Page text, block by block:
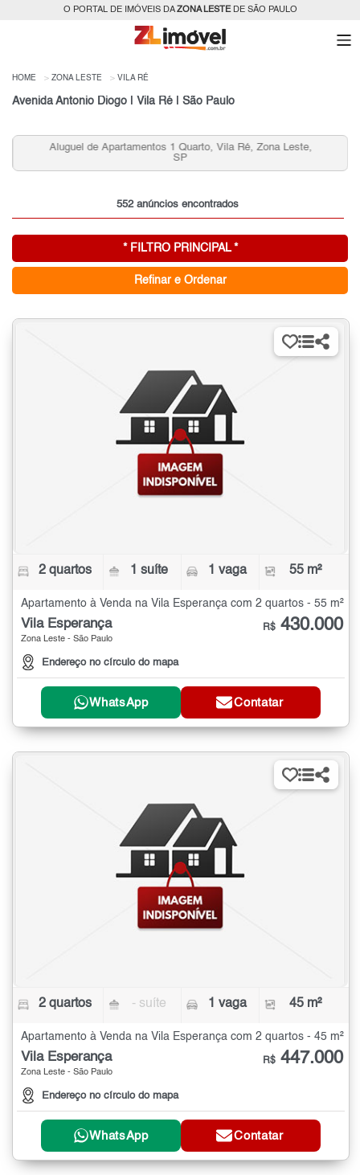
O PORTAL DE IMÓVEIS DAZONA LESTEDE SÃO PAULO
HOME ZONA LESTE VILA RÉ
Avenida Antonio Diogo | Vila Ré | São Paulo
Aluguel de Apartamentos 1 Quarto, Vila Ré, Zona Leste,
SP
552 anúncios encontrados
* FILTRO PRINCIPAL *
Refinar e Ordenar
2 quartos 1 suíte 1 vaga 55 m²
Apartamento à Venda na Vila Esperança com 2 quartos - 55 m²
Vila Esperança
Zona Leste - São Paulo
Endereço no círculo do mapa
R$ 430.000
WhatsApp Contatar
2 quartos - suíte 1 vaga 45 m²
Apartamento à Venda na Vila Esperança com 2 quartos - 45 m²
Vila Esperança
Zona Leste - São Paulo
Endereço no círculo do mapa
R$ 447.000
WhatsApp Contatar